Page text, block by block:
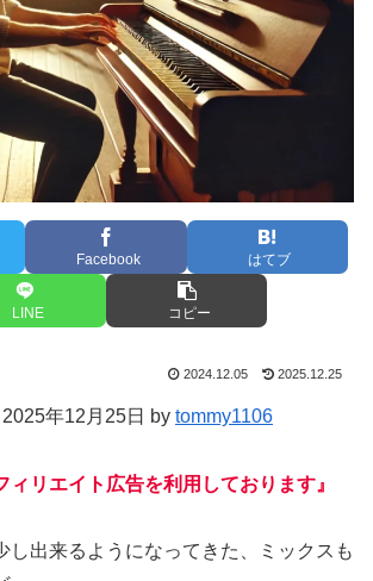
Facebook はてブ
LINE コピー
2024.12.05 2025.12.25
年12月25日 by tommy1106
ィリエイト広告を利用しております』
し出来るようになってきた、ミックスも